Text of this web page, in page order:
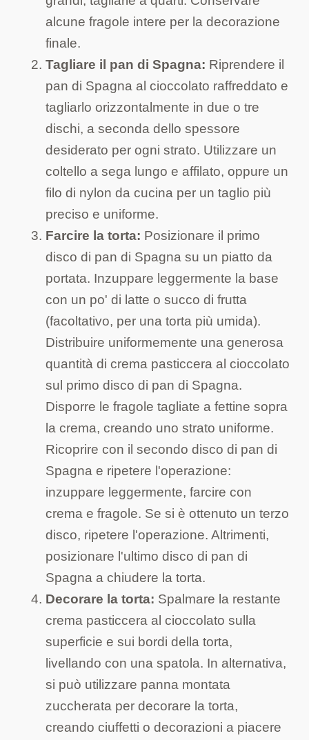
alcune fragole intere per la decorazione
finale.
Tagliare il pan di Spagna: Riprendere il
pan di Spagna al cioccolato raffreddato e
tagliarlo orizzontalmente in due o tre
dischi, a seconda dello spessore
desiderato per ogni strato. Utilizzare un
coltello a sega lungo e affilato, oppure un
filo di nylon da cucina per un taglio più
preciso e uniforme.
Farcire la torta: Posizionare il primo
disco di pan di Spagna su un piatto da
portata. Inzuppare leggermente la base
con un po' di latte o succo di frutta
(facoltativo, per una torta più umida).
Distribuire uniformemente una generosa
quantità di crema pasticcera al cioccolato
sul primo disco di pan di Spagna.
Disporre le fragole tagliate a fettine sopra
la crema, creando uno strato uniforme.
Ricoprire con il secondo disco di pan di
Spagna e ripetere l'operazione:
inzuppare leggermente, farcire con
crema e fragole. Se si è ottenuto un terzo
disco, ripetere l'operazione. Altrimenti,
posizionare l'ultimo disco di pan di
Spagna a chiudere la torta.
Decorare la torta: Spalmare la restante
crema pasticcera al cioccolato sulla
superficie e sui bordi della torta,
livellando con una spatola. In alternativa,
si può utilizzare panna montata
zuccherata per decorare la torta,
creando ciuffetti o decorazioni a piacere